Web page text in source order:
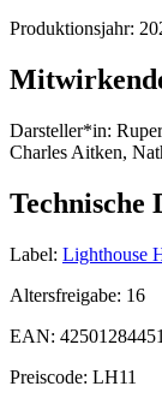
Produktionsjahr:
Darsteller*in:
Charles Aitken,
Technische
Label: Lighthouse
Altersfreigabe: 16
EAN:
Preiscode: LH11